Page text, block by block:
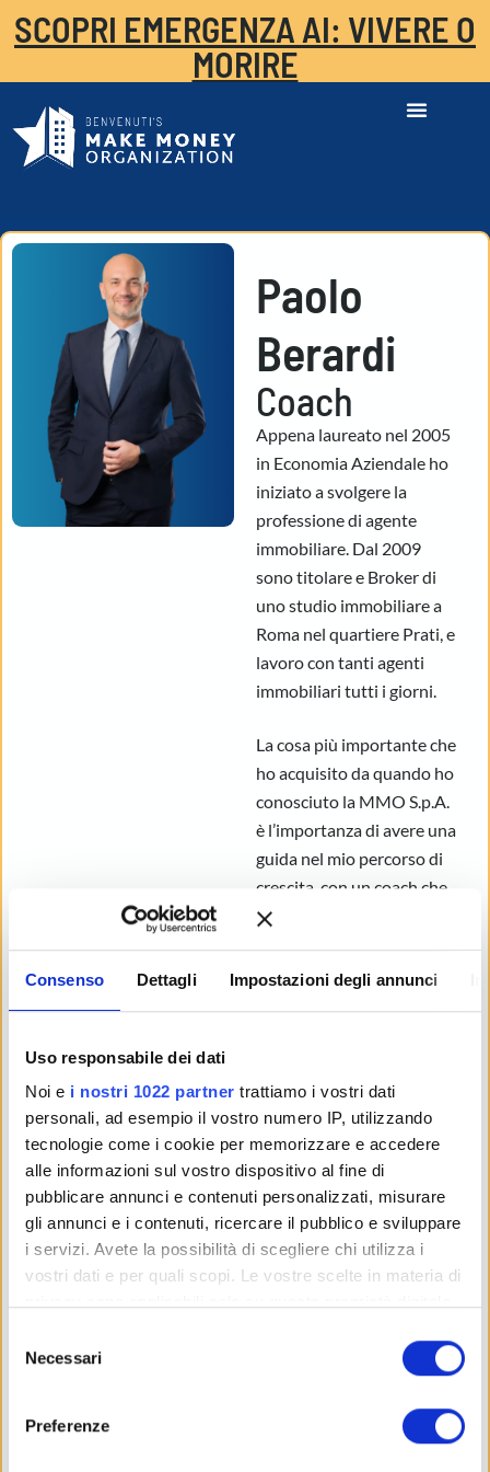
Consenso Dettagli Impostazioni degli annunci
Uso responsabile dei dati
Noi e i nostri 1022 partner trattiamo i vostri dati
personali, ad esempio il vostro numero IP, utilizzando
tecnologie come i cookie per memorizzare e accedere
alle informazioni sul vostro dispositivo al fine di
pubblicare annunci e contenuti personalizzati, misurare
gli annunci e i contenuti, ricercare il pubblico e sviluppare
i servizi. Avete la possibilità di scegliere chi utilizza i
vostri dati e per quali scopi. Le vostre scelte in materia di
modificare o revocare il proprio consenso in qualsiasi
momento dalla Dichiarazione sui cookie o facendo clic
Necessari
Preferenze
SCOPRI EMERGENZA AI: VIVERE O
MORIRE
Paolo
Berardi
Coach
Appena laureato nel 2005
in Economia Aziendale ho
iniziato a svolgere la
professione di agente
immobiliare. Dal 2009
sono titolare e Broker di
uno studio immobiliare a
Roma nel quartiere Prati, e
lavoro con tanti agenti
immobiliari tutti i giorni.
La cosa più importante che
ho acquisito da quando ho
conosciuto la MMO S.p.A.
è l’importanza di avere una
guida nel mio percorso di
crescita, con un coach che
mi spingesse oltre le mie
migliorare i risultati che
entusiasmato e gratificato
tanto da decidere di
diventare Coach, per
aiutare agenti e broker
immobiliari che stanno
decidendo oggi di
migliorare la propria
qualità di vita.
Formule magiche? Tanta
umiltà, determinazione,